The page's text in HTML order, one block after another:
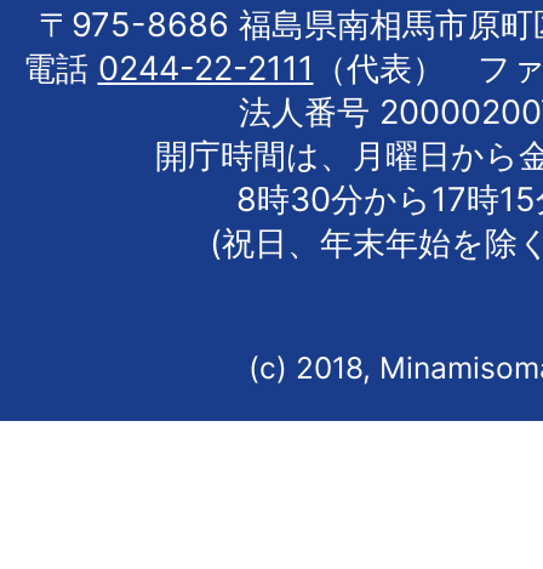
〒975-8686 福島県南相馬市原町
電話 0244-22-2111
（代表） フ
法人番号
開庁時間は、月曜日から
8時30分から17時
(祝日、年末年始を除
(c) 2018,